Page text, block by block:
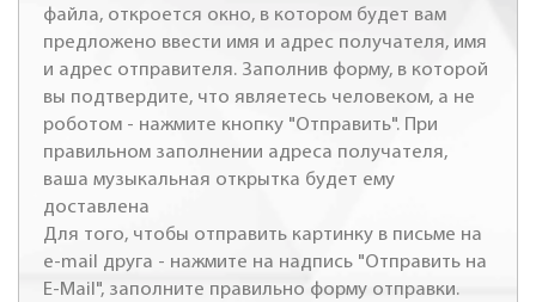
файла, откроется окно, в котором будет вам
предложено ввести имя и адрес получателя, имя
и адрес отправителя. Заполнив форму, в которой
вы подтвердите, что являетесь человеком, а не
роботом - нажмите кнопку "Отправить". При
правильном заполнении адреса получателя,
ваша музыкальная открытка будет ему
доставлена
Для того, чтобы отправить картинку в письме на
e-mail друга - нажмите на надпись "Отправить на
E-Mail", заполните правильно форму отправки.